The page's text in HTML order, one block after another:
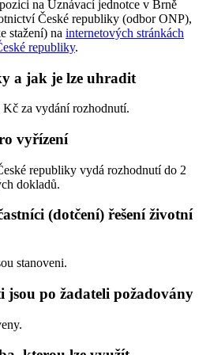
na Uznávací jednotce v Brně
České republiky (odbor ONP),
stažení) na internetových stránkách
republiky.
a jak je lze uhradit
za vydání rozhodnutí.
vyřízení
republiky vydá rozhodnutí do 2
dokladů.
(dotčení) řešení životní
stanoveni.
jsou po žadateli požadovány